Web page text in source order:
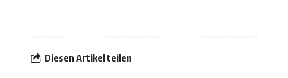
Diesen Artikel teilen